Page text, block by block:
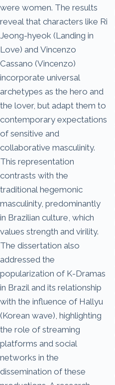
were women. The results
reveal that characters like Ri
Jeong-hyeok (Landing in
Love) and Vincenzo
Cassano (Vincenzo)
incorporate universal
archetypes as the hero and
the lover, but adapt them to
contemporary expectations
of sensitive and
collaborative masculinity.
This representation
contrasts with the
traditional hegemonic
masculinity, predominantly
in Brazilian culture, which
values strength and virility.
The dissertation also
addressed the
popularization of K-Dramas
in Brazil and its relationship
with the influence of Hallyu
(Korean wave), highlighting
the role of streaming
platforms and social
networks in the
dissemination of these